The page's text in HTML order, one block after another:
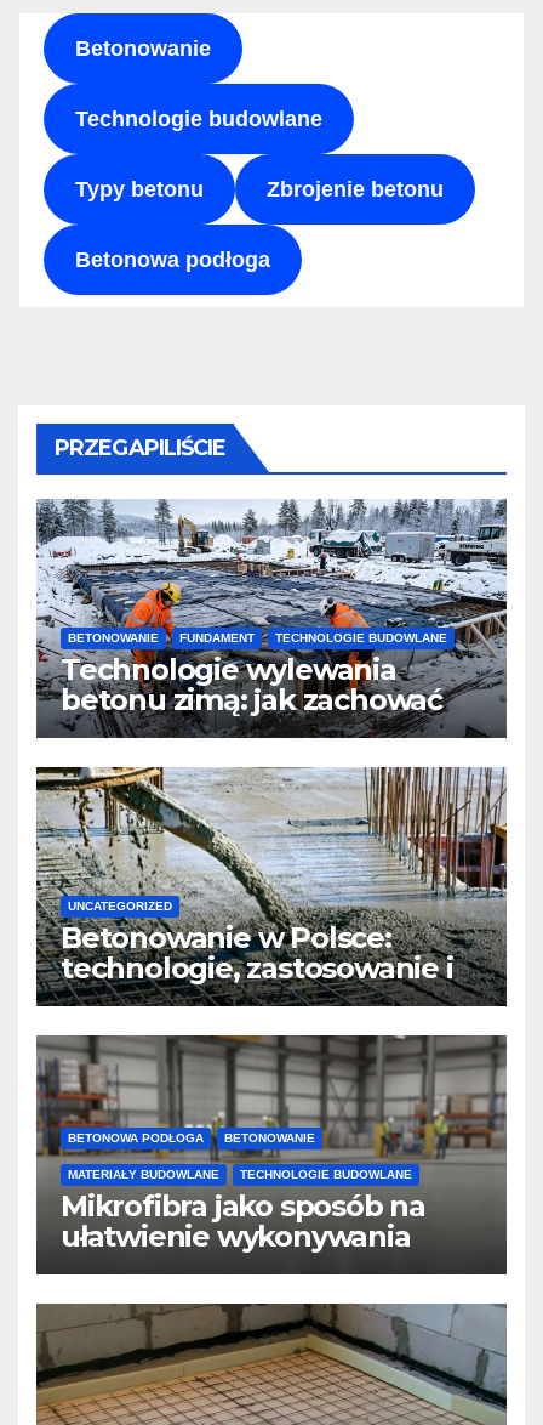
Betonowanie
Technologie budowlane
Typy betonu Zbrojenie betonu
Betonowa podłoga
PRZEGAPILIŚCIE
BETONOWANIE FUNDAMENT TECHNOLOGIE BUDOWLANE
Technologie wylewania
betonu zimą: jak zachować
jakość i przyspieszyć
twardnienie
UNCATEGORIZED
Betonowanie w Polsce:
technologie, zastosowanie i
design
BETONOWA PODŁOGA BETONOWANIE
MATERIAŁY BUDOWLANE TECHNOLOGIE BUDOWLANE
Mikrofibra jako sposób na
ułatwienie wykonywania
posadzek betonowych i
konstrukcji